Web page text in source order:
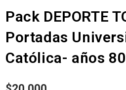
Pack DEPORTE
Portadas
Católica- años